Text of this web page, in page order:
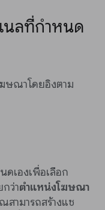
ลที่กำหนด
ณาโดยอิงตาม
เองเพื่อเลือก
ว่าตำแหน่งโฆษณา
สามารถสร้างแช